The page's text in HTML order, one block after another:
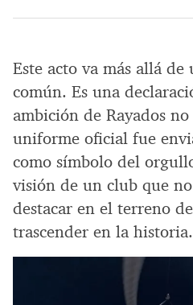
Este acto va más allá de
común. Es una
ambición de Rayados
uniforme oficial fue
como símbolo del
visión de un club que
destacar en el terreno
trascender en la historia.